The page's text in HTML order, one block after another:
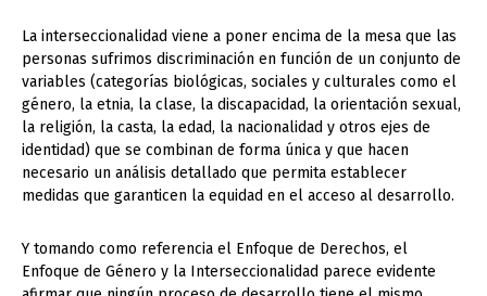
La interseccionalidad viene a poner encima de la mesa que las
personas sufrimos discriminación en función de un conjunto de
variables (categorías biológicas, sociales y culturales como el
género, la etnia, la clase, la discapacidad, la orientación sexual,
la religión, la casta, la edad, la nacionalidad y otros ejes de
identidad) que se combinan de forma única y que hacen
necesario un análisis detallado que permita establecer
medidas que garanticen la equidad en el acceso al desarrollo.
Y tomando como referencia el Enfoque de Derechos, el
Enfoque de Género y la Interseccionalidad parece evidente